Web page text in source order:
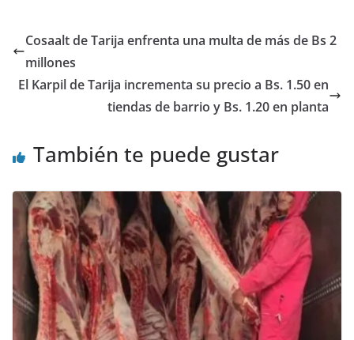
Cosaalt de Tarija enfrenta una multa de más de Bs 2
millones
El Karpil de Tarija incrementa su precio a Bs. 1.50 en
tiendas de barrio y Bs. 1.20 en planta
También te puede gustar